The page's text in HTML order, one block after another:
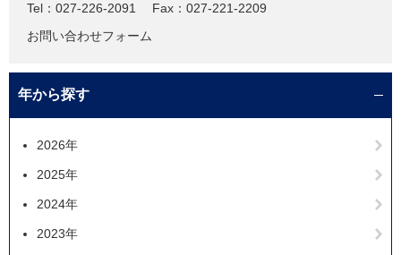
Tel：027-226-2091
Fax：027-221-2209
お問い合わせフォーム
年から探す
2026年
2025年
2024年
2023年